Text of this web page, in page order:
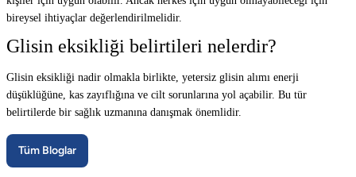
bireysel ihtiyaçlar değerlendirilmelidir.
Glisin eksikliği belirtileri nelerdir?
Glisin eksikliği nadir olmakla birlikte, yetersiz glisin alımı enerji
düşüklüğüne, kas zayıflığına ve cilt sorunlarına yol açabilir. Bu tür
belirtilerde bir sağlık uzmanına danışmak önemlidir.
Tüm Bloglar